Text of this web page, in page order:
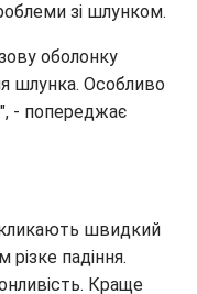
зі шлунком.
оболонку
шлунка. Особливо
- попереджає
швидкий
різке падіння.
Краще